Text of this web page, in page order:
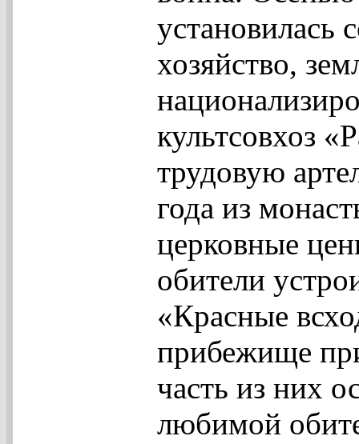
установилась
хозяйство,
культсовхоз
трудовую
года из
церковные
обители
«Красные
прибежище
часть из них
любимой